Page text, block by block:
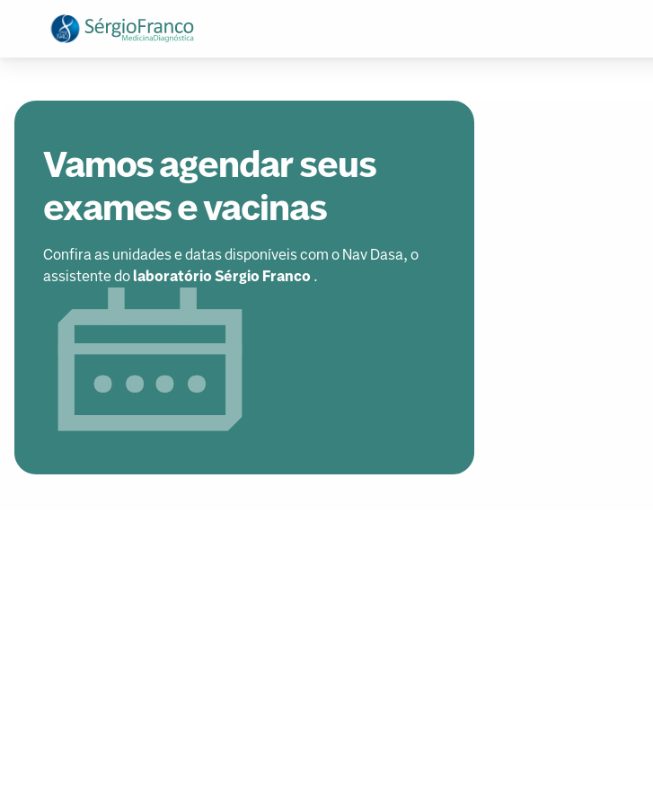
Vamos agendar seus
exames e vacinas
Confira as unidades e datas disponíveis com o Nav Dasa, o
assistente dolaboratório Sérgio Franco .